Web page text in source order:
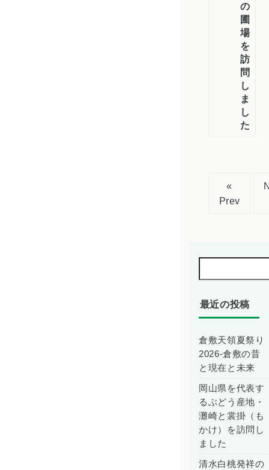
の
圃
場
を
訪
問
し
ま
し
た
«
Prev
最近の投稿
倉敷天領夏祭り
2026-倉敷の昔
と現在と未来
岡山県を代表す
るぶどう産地・
灘崎と裳掛（も
かけ）を訪問し
ました
清水白桃発祥の